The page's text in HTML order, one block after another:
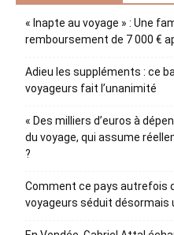
« Inapte au voyage » : Une
remboursement de 7 000 €
Adieu les suppléments : ce
voyageurs fait l’unanimité
« Des milliers d’euros à
du voyage, qui assume
?
Comment ce pays autrefois
voyageurs séduit désormais